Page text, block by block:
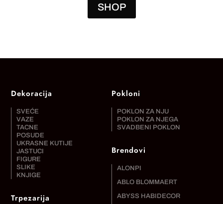
SHOP
Dekoracija
SVEĆE
VAZE
TACNE
POSUDE
UKRASNE KUTIJE
JASTUCI
FIGURE
SLIKE
KNJIGE
Trpezarija
Pokloni
POKLON ZA NJU
POKLON ZA NJEGA
SVADBENI POKLON
Brendovi
ALONPI
ABLO BLOMMAERT
ABYSS HABIDECOR